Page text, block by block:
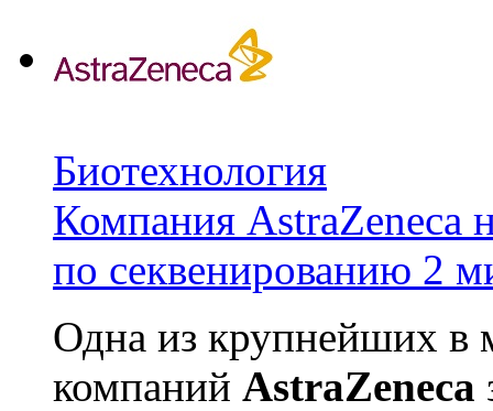
Биотехнология
Компания AstraZeneca
по секвенированию 2
Одна из крупнейших в
компаний AstraZeneca